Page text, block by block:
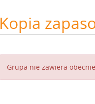
Kopia
Grupa nie zawiera